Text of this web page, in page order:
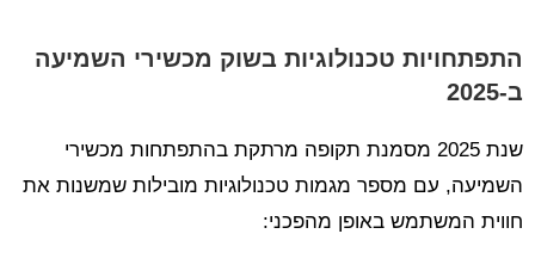
התפתחויות טכנולוגיות בשוק מכשירי השמיעה
ב-2025
שנת 2025 מסמנת תקופה מרתקת בהתפתחות מכשירי
השמיעה, עם מספר מגמות טכנולוגיות מובילות שמשנות את
חווית המשתמש באופן מהפכני: